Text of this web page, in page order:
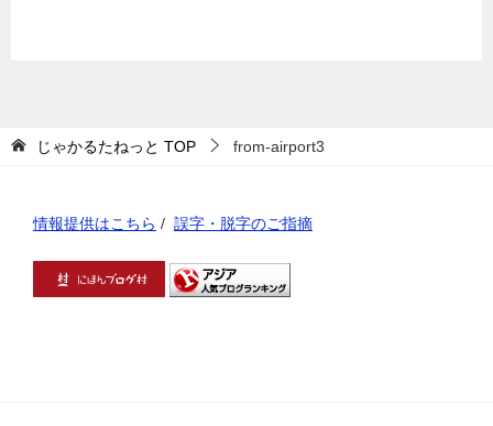
じゃかるたねっと TOP from-airport3
情報提供はこちら / 誤字・脱字のご指摘